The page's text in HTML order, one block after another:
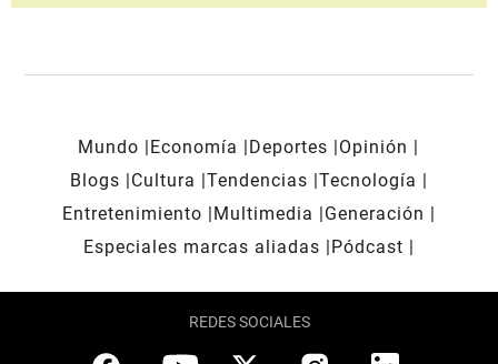
Mundo Economía Deportes
Opinión
Blogs
Cultura Tendencias Tecnología
Entretenimiento
Multimedia
Generación
Especiales marcas aliadas
Pódcast
REDES SOCIALES